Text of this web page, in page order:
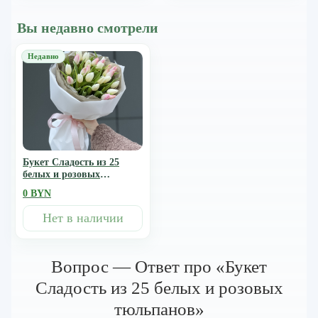
Вы недавно смотрели
Букет Сладость из 25
белых и розовых
0 BYN
Нет в наличии
Вопрос — Ответ про «Букет
Сладость из 25 белых и розовых
тюльпанов»